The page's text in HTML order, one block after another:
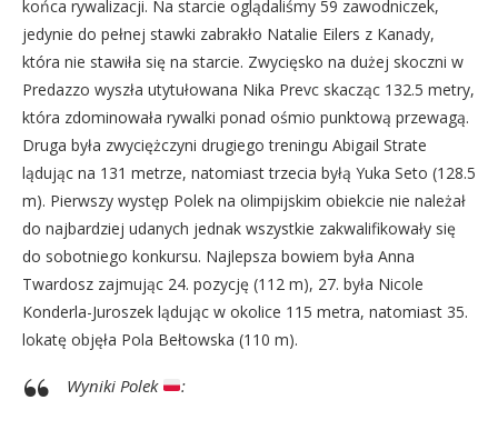
końca rywalizacji. Na starcie oglądaliśmy 59 zawodniczek,
jedynie do pełnej stawki zabrakło Natalie Eilers z Kanady,
która nie stawiła się na starcie. Zwycięsko na dużej skoczni w
Predazzo wyszła utytułowana Nika Prevc skacząc 132.5 metry,
która zdominowała rywalki ponad ośmio punktową przewagą.
Druga była zwyciężczyni drugiego treningu Abigail Strate
lądując na 131 metrze, natomiast trzecia byłą Yuka Seto (128.5
m). Pierwszy występ Polek na olimpijskim obiekcie nie należał
do najbardziej udanych jednak wszystkie zakwalifikowały się
do sobotniego konkursu. Najlepsza bowiem była Anna
Twardosz zajmując 24. pozycję (112 m), 27. była Nicole
Konderla-Juroszek lądując w okolice 115 metra, natomiast 35.
lokatę objęła Pola Bełtowska (110 m).
Wyniki Polek :